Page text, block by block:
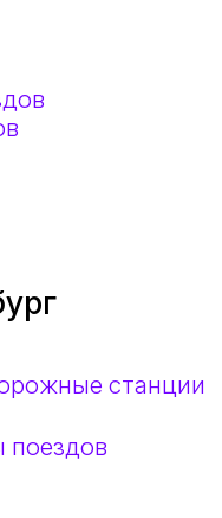
станции